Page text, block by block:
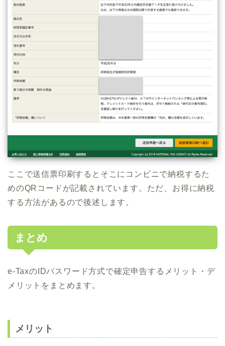
ここで送信票印刷するとそこにコンビニで納税するた
めのQRコードが記載されています。ただ、お得に納税
する方法があるので後述します。
まとめ
e-TaxのIDパスワード方式で確定申告するメリット・デ
メリットをまとめます。
メリット